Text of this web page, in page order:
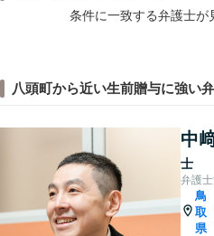
条件に一致する弁護士が
八頭町から近い生前贈与に強い
中
士
弁護
鳥
取
県